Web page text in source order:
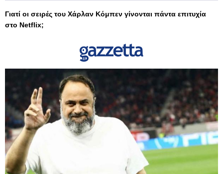
Γιατί οι σειρές του Χάρλαν Κόμπεν γίνονται πάντα επιτυχία
στο Netflix;